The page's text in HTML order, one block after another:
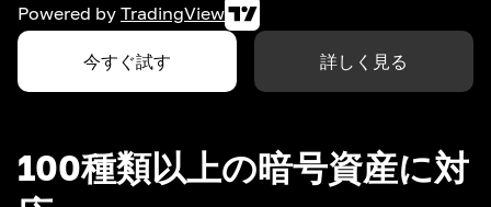
Powered by TradingView
今すぐ試す 詳しく見る
100種類以上の暗号資産に対